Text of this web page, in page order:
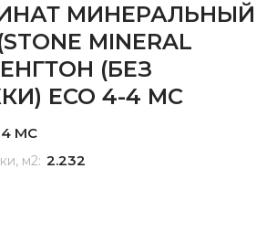
МИНЕРАЛЬНЫЙ
MINERAL
(БЕЗ
ЕСО 4-4 MC
MC
м2: 2.232